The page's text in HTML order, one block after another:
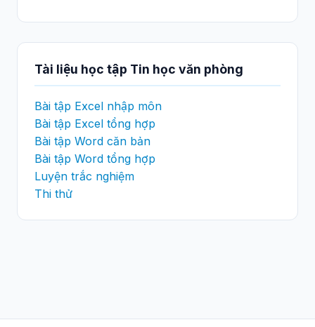
Tài liệu học tập Tin học văn phòng
Bài tập Excel nhập môn
Bài tập Excel tổng hợp
Bài tập Word căn bản
Bài tập Word tổng hợp
Luyện trắc nghiệm
Thi thử